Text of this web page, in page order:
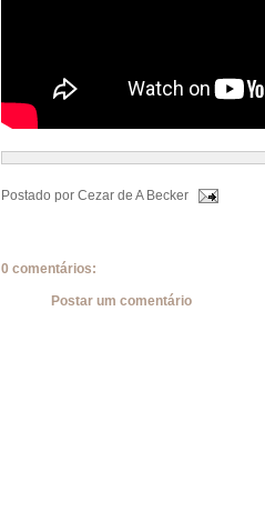
Postado por Cezar de A Becker
0 comentários:
Postar um comentário